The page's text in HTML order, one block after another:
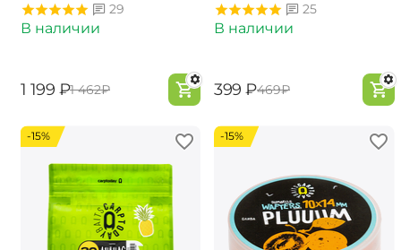
29
В наличии
‍1 199‍ ₽‍1 462‍₽
25
В наличии
‍399‍ ₽‍469‍₽
-15% -15%